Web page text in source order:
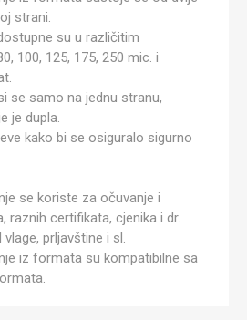
strani.
su u različitim
100, 125, 175, 250 mic. i
se samo na jednu stranu,
je dupla.
kako bi se osiguralo sigurno
se koriste za očuvanje i
raznih certifikata, cjenika i dr.
prljavštine i sl.
iz formata su kompatibilne sa